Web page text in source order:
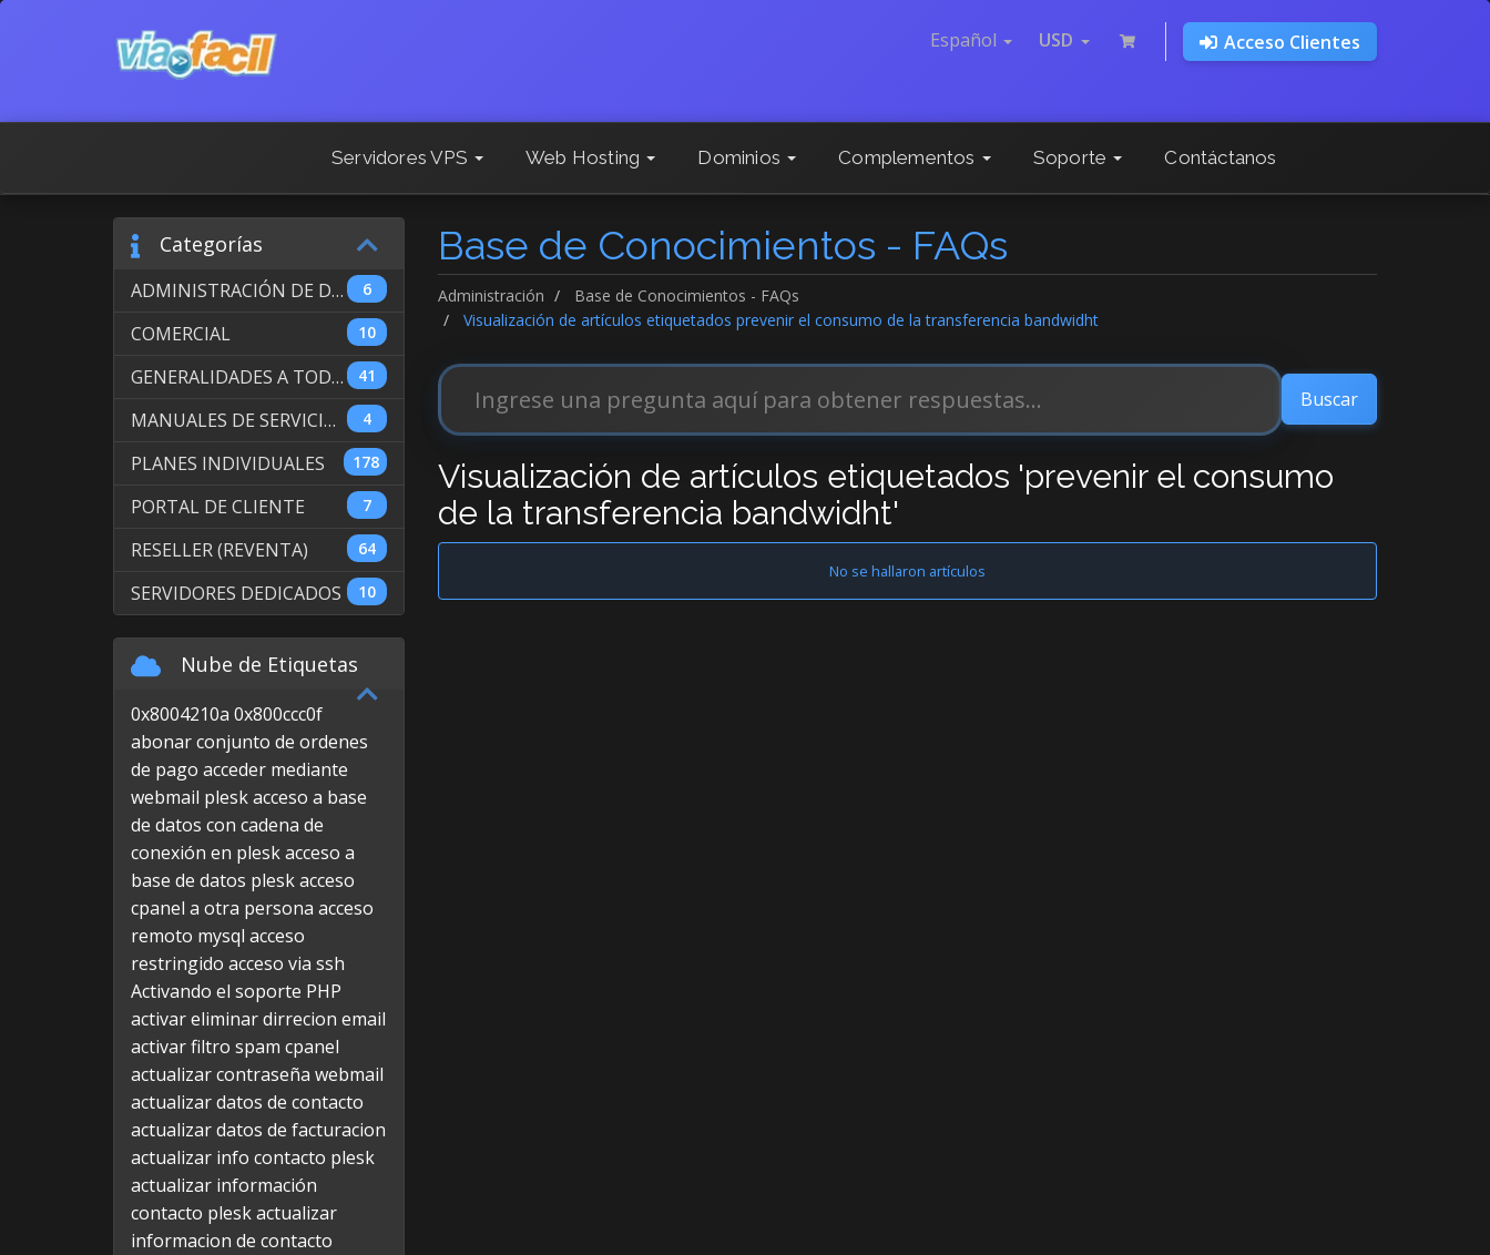
Español USD Acceso Clientes
Servidores VPS Web Hosting Dominios Complementos Soporte Contáctanos
Base de Conocimientos - FAQs
Administración
Base de Conocimientos - FAQs
Visualización de artículos etiquetados prevenir el consumo de la transferencia bandwidht
Categorías
6
ADMINISTRACIÓN DE DOMINIOS INTERNACIONALES
10
COMERCIAL
41
GENERALIDADES A TODOS LOS SERVICIOS
4
MANUALES DE SERVICIO DE WEB HOSTING
178
PLANES INDIVIDUALES
7
PORTAL DE CLIENTE
64
RESELLER (REVENTA)
10
SERVIDORES DEDICADOS
Visualización de artículos etiquetados 'prevenir el consumo
de la transferencia bandwidht'
No se hallaron artículos
Nube de Etiquetas
0x8004210a 0x800ccc0f
abonar conjunto de ordenes
de pago acceder mediante
webmail pleskacceso a base
de datos con cadena de
conexión en pleskacceso a
base de datos pleskacceso
cpanel a otra persona acceso
remoto mysql acceso
restringido acceso via ssh
Activando el soporte PHP
activar eliminar dirrecion email
activar filtro spam cpanel
actualizar contraseña webmail
actualizar datos de contacto
actualizar datos de facturacion
actualizar info contacto plesk
actualizar información
contacto pleskactualizar
informacion de contacto